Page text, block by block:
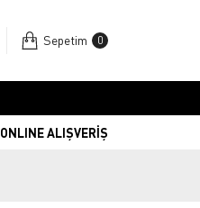
Sepetim 0
ONLINE ALIŞVERİŞ